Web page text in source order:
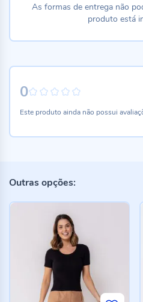
0
Este produto ainda não possui
As formas de entrega não
produto está
Outras opções: